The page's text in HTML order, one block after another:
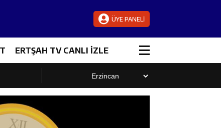
ÜYE PANELİ
ERTŞAH TV CANLI İZLE